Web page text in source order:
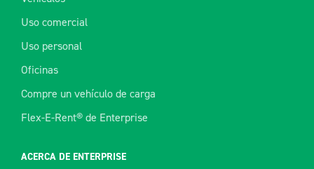
Uso comercial
Uso personal
Oficinas
Compre un vehículo de carga
Flex-E-Rent® de Enterprise
ACERCA DE ENTERPRISE